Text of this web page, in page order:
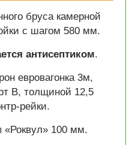
бруса камерной
с шагом 580 мм.
антисептиком.
евровагонка 3м,
В, толщиной 12,5
рейки.
«Роквул» 100 мм.